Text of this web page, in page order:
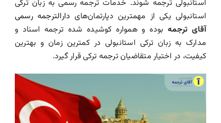
تماس با دارالترجمه
Search
For:
استانبولی ترجمه شوند. خدمات ترجمه رسمی به زبان ترکی
استانبولی یکی از مهمترین دپارتمان‌های دارالترجمه رسمی
آقای ترجمهبوده و همواره کوشیده شده ترجمه اسناد و
مدارک به زبان ترکی استانبولی در کمترین زمان و بهترین
کیفیت، در اختیار متقاضیان ترجمه ترکی قرار گیرد.